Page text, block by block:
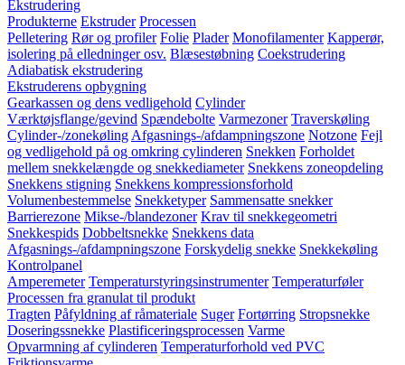
Ekstrudering
Produkterne Ekstruder Processen
Pelletering Rør og profiler Folie Plader Monofilamenter Kapperør,
isolering på elledninger osv. Blæsestøbning Coekstrudering
Adiabatisk ekstrudering
Ekstruderens opbygning
Gearkassen og dens vedligehold Cylinder
Værktøjsflange/gevind Spændebolte Varmezoner Traverskøling
Cylinder-/zonekøling Afgasnings-/afdampningszone Notzone Fejl
og vedligehold på og omkring cylinderen Snekken Forholdet
mellem snekkelængde og snekkediameter Snekkens zoneopdeling
Snekkens stigning Snekkens kompressionsforhold
Volumenbestemmelse Snekketyper Sammensatte snekker
Barrierezone Mikse-/blandezoner Krav til snekkegeometri
Snekkespids Dobbeltsnekke Snekkens data
Afgasnings-/afdampningszone Forskydelig snekke Snekkekøling
Kontrolpanel
Amperemeter Temperaturstyringsinstrumenter Temperaturføler
Processen fra granulat til produkt
Tragten Påfyldning af råmateriale Suger Fortørring Stropsnekke
Doseringssnekke Plastificeringsprocessen Varme
Opvarmning af cylinderen Temperaturforhold ved PVC